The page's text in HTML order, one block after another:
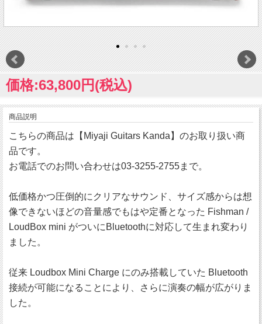
価格:63,800円(税込)
商品説明
こちらの商品は【Miyaji Guitars Kanda】のお取り扱い商
品です。
お電話でのお問い合わせは03-3255-2755まで。
低価格かつ圧倒的にクリアなサウンド、サイズ感からは想
像できないほどの音量感でもはや定番となった Fishman /
LoudBox mini がついにBluetoothに対応して生まれ変わり
ました。
従来 Loudbox Mini Charge にのみ搭載していた Bluetooth
接続が可能になることにより、さらに演奏の幅が広がりま
した。